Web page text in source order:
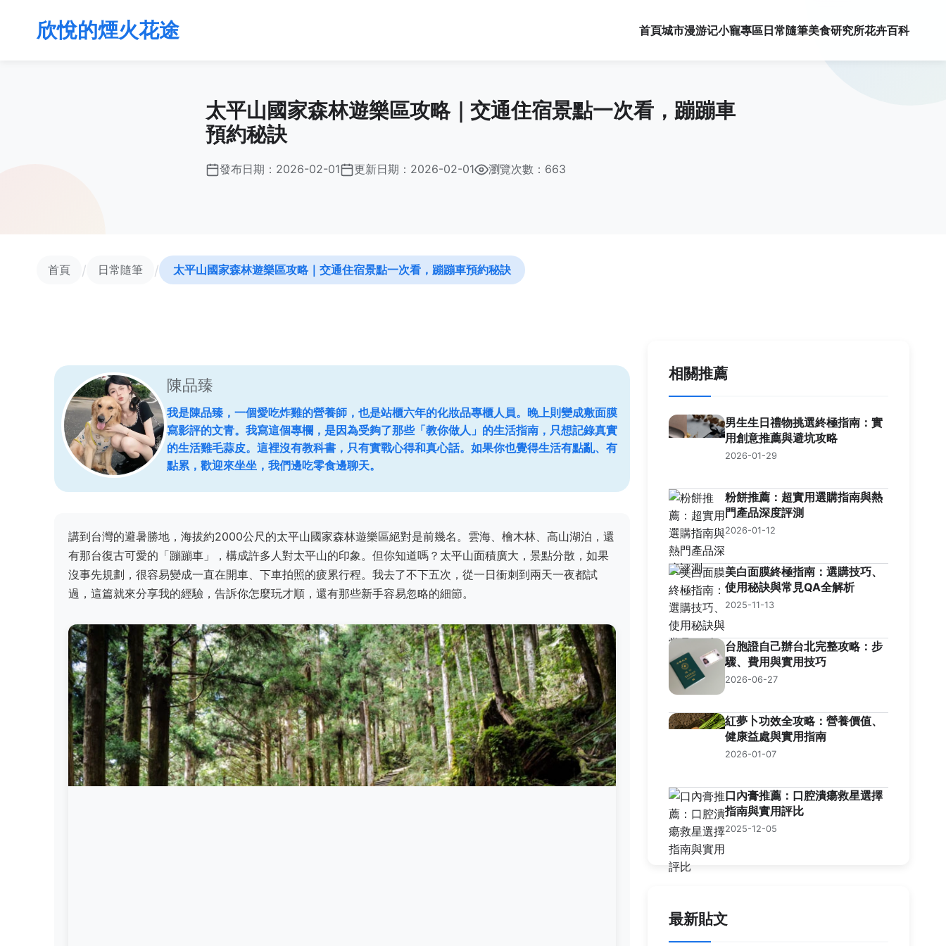
欣悅的煙火花途 首頁城市漫游记小寵專區日常隨筆美食研究所花卉百科
太平山國家森林遊樂區攻略｜交通住宿景點一次看，蹦蹦車
預約秘訣
發布日期： 2026-02-01 更新日期： 2026-02-01 瀏覽次數：663
首頁 / 日常隨筆 / 太平山國家森林遊樂區攻略｜交通住宿景點一次看，蹦蹦車預約秘訣
陳品臻
我是陳品臻，一個愛吃炸雞的營養師，也是站櫃六年的化妝品專櫃人員。晚上則變成敷面膜
寫影評的文青。我寫這個專欄，是因為受夠了那些「教你做人」的生活指南，只想記錄真實
的生活雞毛蒜皮。這裡沒有教科書，只有實戰心得和真心話。如果你也覺得生活有點亂、有
點累，歡迎來坐坐，我們邊吃零食邊聊天。
講到台灣的避暑勝地，海拔約2000公尺的太平山國家森林遊樂區絕對是前幾名。雲海、檜木林、高山湖泊，還
有那台復古可愛的「蹦蹦車」，構成許多人對太平山的印象。但你知道嗎？太平山面積廣大，景點分散，如果
沒事先規劃，很容易變成一直在開車、下車拍照的疲累行程。我去了不下五次，從一日衝刺到兩天一夜都試
過，這篇就來分享我的經驗，告訴你怎麼玩才順，還有那些新手容易忽略的細節。
相關推薦
男生生日禮物挑選終極指南：實
用創意推薦與避坑攻略
2026-01-29
粉餅推薦：超實用選購指南與熱
門產品深度評測
2026-01-12
美白面膜終極指南：選購技巧、
使用秘訣與常見QA全解析
2025-11-13
台胞證自己辦台北完整攻略：步
驟、費用與實用技巧
2026-06-27
紅夢卜功效全攻略：營養價值、
健康益處與實用指南
2026-01-07
口內膏推薦：口腔潰瘍救星選擇
指南與實用評比
2025-12-05
最新貼文